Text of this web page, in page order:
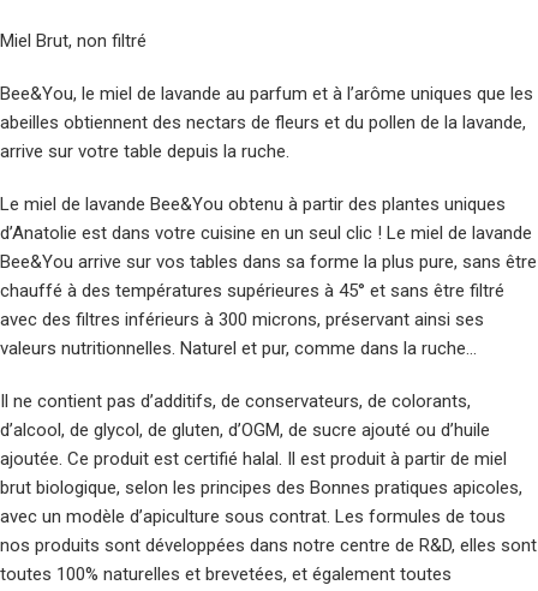
Miel Brut, non filtré
Bee&You, le miel de lavande au parfum et à l’arôme uniques que les
abeilles obtiennent des nectars de fleurs et du pollen de la lavande,
arrive sur votre table depuis la ruche.
Le miel de lavande Bee&You obtenu à partir des plantes uniques
d’Anatolie est dans votre cuisine en un seul clic ! Le miel de lavande
Bee&You arrive sur vos tables dans sa forme la plus pure, sans être
chauffé à des températures supérieures à 45° et sans être filtré
avec des filtres inférieurs à 300 microns, préservant ainsi ses
valeurs nutritionnelles. Naturel et pur, comme dans la ruche…
Il ne contient pas d’additifs, de conservateurs, de colorants,
d’alcool, de glycol, de gluten, d’OGM, de sucre ajouté ou d’huile
ajoutée. Ce produit est certifié halal. Il est produit à partir de miel
brut biologique, selon les principes des Bonnes pratiques apicoles,
avec un modèle d’apiculture sous contrat. Les formules de tous
nos produits sont développées dans notre centre de R&D, elles sont
toutes 100% naturelles et brevetées, et également toutes